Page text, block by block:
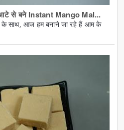
से बने Instant Mango Mal...
साथ, आज हम बनाने जा रहे हैं आम के